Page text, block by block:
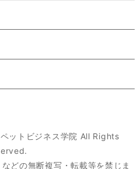
ットビジネス学院 All Rights
どの無断複写・転載等を禁じま